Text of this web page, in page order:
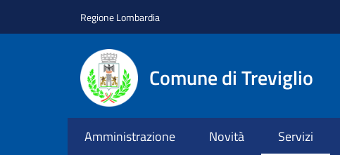
Regione Lombardia
Comune di Treviglio
Amministrazione Novità Servizi